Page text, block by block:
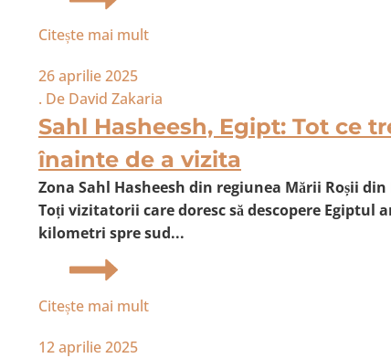
Citește mai mult
26 aprilie 2025
. De David Zakaria
Sahl Hasheesh, Egipt: Tot ce
înainte de a vizita
Zona Sahl Hasheesh din regiunea Mării Roșii
Toți vizitatorii care doresc să descopere Egiptul
kilometri spre sud...
Citește mai mult
12 aprilie 2025